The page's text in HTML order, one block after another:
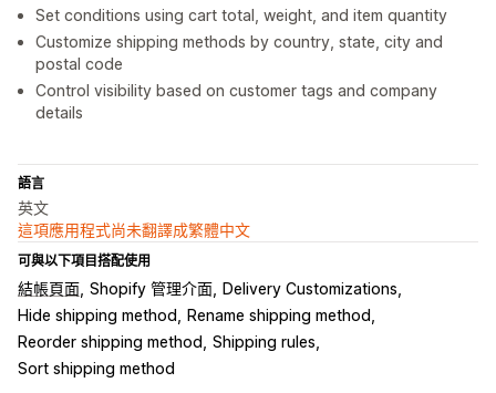
Set conditions using cart total, weight, and item quantity
Customize shipping methods by country, state, city and
postal code
Control visibility based on customer tags and company
details
語言
英文
這項應用程式尚未翻譯成繁體中文
可與以下項目搭配使用
結帳頁面 Shopify 管理介面
Delivery Customizations
Hide shipping method
Rename shipping method
Reorder shipping method
Shipping rules
Sort shipping method